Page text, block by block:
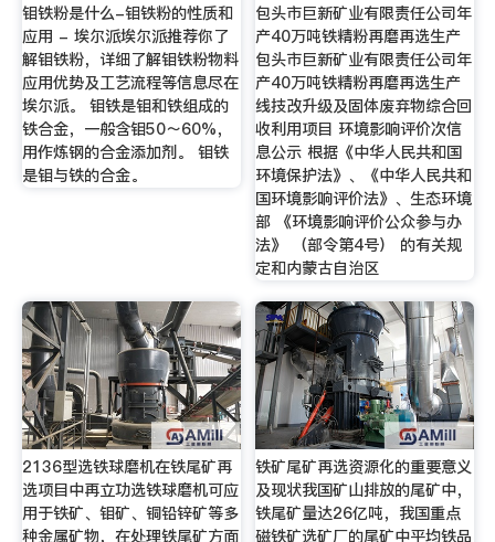
钼铁粉是什么-钼铁粉的性质和
应用 - 埃尔派埃尔派推荐你了
解钼铁粉，详细了解钼铁粉物料
应用优势及工艺流程等信息尽在
埃尔派。 钼铁是钼和铁组成的
铁合金，一般含钼50～60%，
用作炼钢的合金添加剂。 钼铁
是钼与铁的合金。
包头市巨新矿业有限责任公司年
产40万吨铁精粉再磨再选生产
包头市巨新矿业有限责任公司年
产40万吨铁精粉再磨再选生产
线技改升级及固体废弃物综合回
收利用项目 环境影响评价次信
息公示 根据《中华人民共和国
环境保护法》、《中华人民共和
国环境影响评价法》、生态环境
部 《环境影响评价公众参与办
法》 （部令第4号） 的有关规
定和内蒙古自治区
2136型选铁球磨机在铁尾矿再
选项目中再立功选铁球磨机可应
用于铁矿、钼矿、铜铅锌矿等多
种金属矿物，在处理铁尾矿方面
铁矿尾矿再选资源化的重要意义
及现状我国矿山排放的尾矿中，
铁尾矿量达26亿吨，我国重点
磁铁矿选矿厂的尾矿中平均铁品